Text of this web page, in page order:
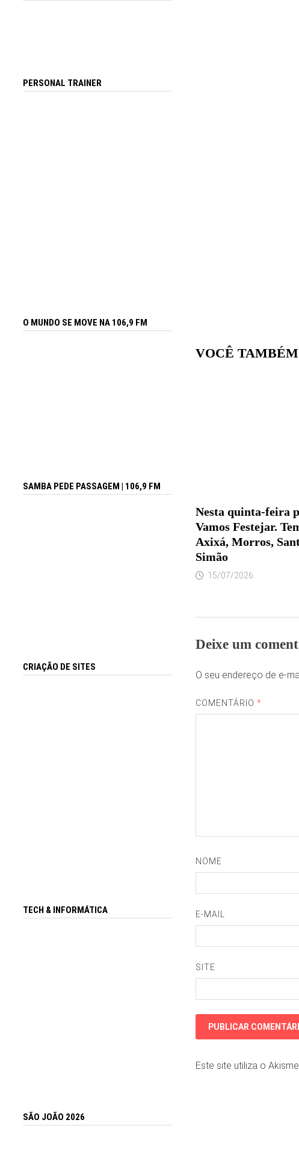
VOCÊ
Nesta quinta-feira
Vamos Festejar.
Axixá, Morros,
Simão
15/07/2026
Deixe um
O seu endereço de e-
COMENTÁRIO*
NOME
E-MAIL
SITE
Este site utiliza o
PERSONAL TRAINER
O MUNDO SE MOVE NA 106,9 FM
SAMBA PEDE PASSAGEM | 106,9 FM
CRIAÇÃO DE SITES
TECH & INFORMÁTICA
SÃO JOÃO 2026